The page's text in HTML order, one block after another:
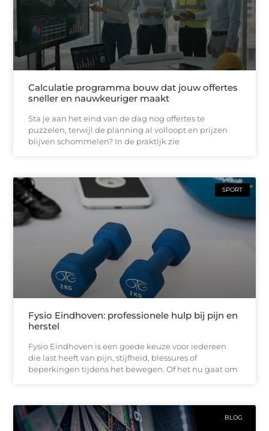
Calculatie programma bouw dat jouw offertes
sneller en nauwkeuriger maakt
Sta je aan het eind van de dag nog offertes te
puzzelen, terwijl de planning al volloopt en prijzen
blijven schommelen? In de praktijk zie
SPORT
Fysio Eindhoven: professionele hulp bij pijn en
herstel
Fysio Eindhoven is een goede keuze voor iedereen
die last heeft van pijn, stijfheid, blessures of
beperkingen tijdens het bewegen. Of het nu gaat om
BLOG